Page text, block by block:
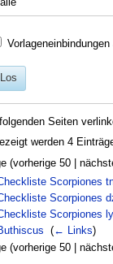
Los
Seiten
werden 4
(vorherige 50|
Scorpiones
Scorpiones
Scorpiones ly
(← Links)
(vorherige 50|